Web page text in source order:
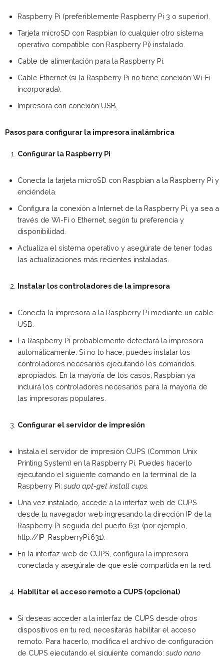
Raspberry Pi (preferiblemente Raspberry Pi 3 o superior).
Tarjeta microSD con Raspbian (o cualquier otro sistema
operativo compatible con Raspberry Pi) instalado.
Cable de alimentación para la Raspberry Pi.
Cable Ethernet (si la Raspberry Pi no tiene conexión Wi-Fi
incorporada).
Impresora con conexión USB.
Pasos para configurar la impresora inalámbrica
Configurar la Raspberry Pi
Conecta la tarjeta microSD con Raspbian a la Raspberry Pi y
enciéndela.
Configura la conexión a Internet de la Raspberry Pi, ya sea a
través de Wi-Fi o Ethernet, según tu preferencia y
disponibilidad.
Actualiza el sistema operativo y asegúrate de tener todas
las actualizaciones más recientes instaladas.
Instalar los controladores de la impresora
Conecta la impresora a la Raspberry Pi mediante un cable
USB.
La Raspberry Pi probablemente detectará la impresora
automáticamente. Si no lo hace, puedes instalar los
controladores necesarios ejecutando los comandos
apropiados. En la mayoría de los casos, Raspbian ya
incluirá los controladores necesarios para la mayoría de
las impresoras populares.
Configurar el servidor de impresión
Instala el servidor de impresión CUPS (Common Unix
Printing System) en la Raspberry Pi. Puedes hacerlo
ejecutando el siguiente comando en la terminal de la
Raspberry Pi: sudo apt-get install cups.
Una vez instalado, accede a la interfaz web de CUPS
desde tu navegador web ingresando la dirección IP de la
Raspberry Pi seguida del puerto 631 (por ejemplo,
http://IP_RaspberryPi:631).
En la interfaz web de CUPS, configura la impresora
conectada y asegúrate de que esté compartida en la red.
Habilitar el acceso remoto a CUPS (opcional)
Si deseas acceder a la interfaz de CUPS desde otros
dispositivos en tu red, necesitarás habilitar el acceso
remoto. Para hacerlo, modifica el archivo de configuración
de CUPS ejecutando el siguiente comando: sudo nano